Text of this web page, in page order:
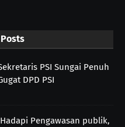
PSI Sungai Penuh
DPD PSI
Pengawasan publik,